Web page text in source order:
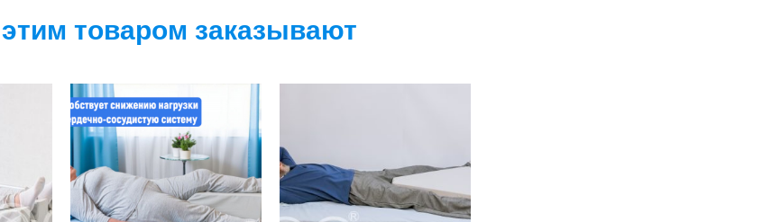
товаром заказывают